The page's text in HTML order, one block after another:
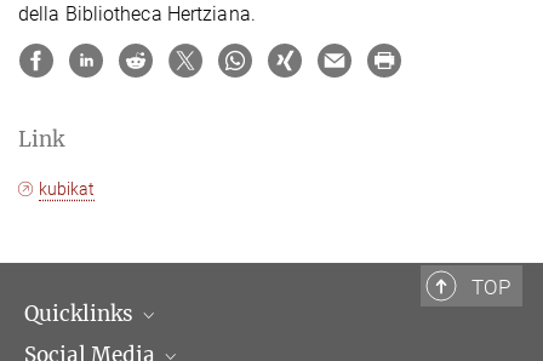
della Bibliotheca Hertziana.
Link
kubikat
TOP
Quicklinks
Dipartimenti di ricerca
Social Media